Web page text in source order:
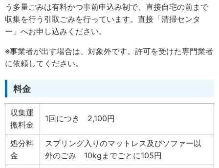
う多量ごみは有料かつ事前申込み制で、直接自宅の前まで
収集を行う引取ごみを行っています。直接「清掃センタ
ー」へお申し込みください。
※事業者が出す場合は、対象外です。許可を受けた専門業者
に依頼してください。
料金
収集運
搬料金
1回につき 2,100円
処分料
金
スプリング入りのマットレス及びソファー以
外のごみ 10kgまでごとに105円